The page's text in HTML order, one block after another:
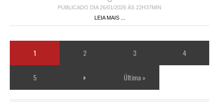
PUBLICADO DIA 26/01/2026 ÀS 22H37MIN
LEIA MAIS ...
1 2 3 4
5 Última »